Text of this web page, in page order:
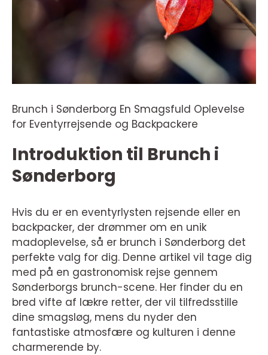
Brunch i Sønderborg En Smagsfuld Oplevelse
for Eventyrrejsende og Backpackere
Introduktion til Brunch i
Sønderborg
Hvis du er en eventyrlysten rejsende eller en
backpacker, der drømmer om en unik
madoplevelse, så er brunch i Sønderborg det
perfekte valg for dig. Denne artikel vil tage dig
med på en gastronomisk rejse gennem
Sønderborgs brunch-scene. Her finder du en
bred vifte af lækre retter, der vil tilfredsstille
dine smagsløg, mens du nyder den
fantastiske atmosfære og kulturen i denne
charmerende by.